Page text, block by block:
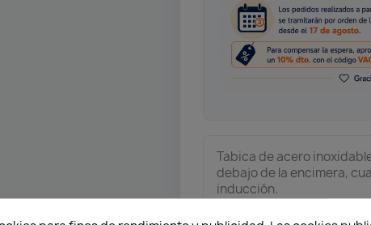
Tabica de acero
debajo de la encimera,
inducción.
Acabados: Inox y blanco